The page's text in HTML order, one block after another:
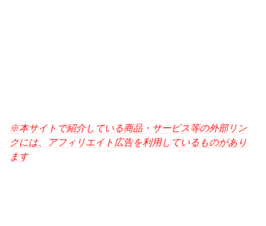
※本サイトで紹介している商品・サービス等の外部リン
クには、アフィリエイト広告を利用しているものがあり
ます